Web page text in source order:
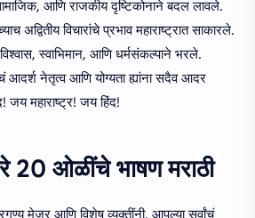
आणि राजकीय दृष्टिकोनाने बदल लावले.
अद्वितीय विचारांचे प्रभाव महाराष्ट्रात साकारले.
स्वाभिमान, आणि धर्मसंकल्पाने भरले.
आदर्श नेतृत्व आणि योग्यता ह्यांना सदैव आदर
जय महाराष्ट्र! जय हिंद!
20 ओळींचे भाषण मराठी
मेजर आणि विशेष व्यक्तींनी, आपल्या सर्वांचं